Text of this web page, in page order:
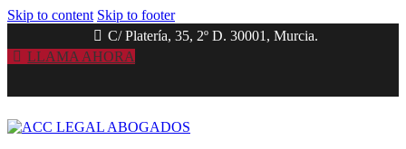
Skip to content Skip to footer
C/ Platería, 35, 2º D. 30001, Murcia.
LLAMA AHORA